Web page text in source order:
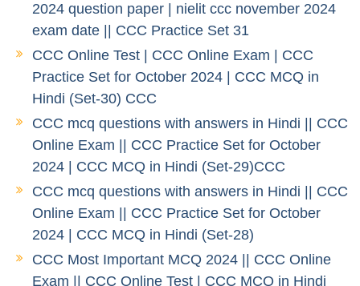
2024 question paper | nielit ccc november 2024
exam date || CCC Practice Set 31
CCC Online Test | CCC Online Exam | CCC
Practice Set for October 2024 | CCC MCQ in
Hindi (Set-30) CCC
CCC mcq questions with answers in Hindi || CCC
Online Exam || CCC Practice Set for October
2024 | CCC MCQ in Hindi (Set-29)CCC
CCC mcq questions with answers in Hindi || CCC
Online Exam || CCC Practice Set for October
2024 | CCC MCQ in Hindi (Set-28)
CCC Most Important MCQ 2024 || CCC Online
Exam || CCC Online Test | CCC MCQ in Hindi